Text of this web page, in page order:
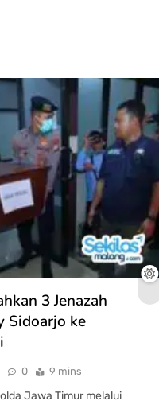
3 Jenazah
Sidoarjo ke
0 9 mins
Jawa Timur melalui